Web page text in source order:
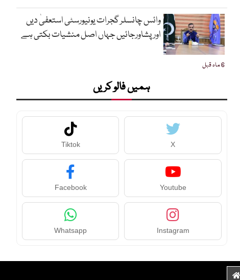
6 ماہ قبل
وائس چانسلر گجرات یونیورسٹی استعفیٰ دیں
اورپشاورجائیں جہاں اصل منشیات بکتی ہے
ہمیں فالو کریں
X
Tiktok
Youtube
Facebook
Instagram
Whatsapp